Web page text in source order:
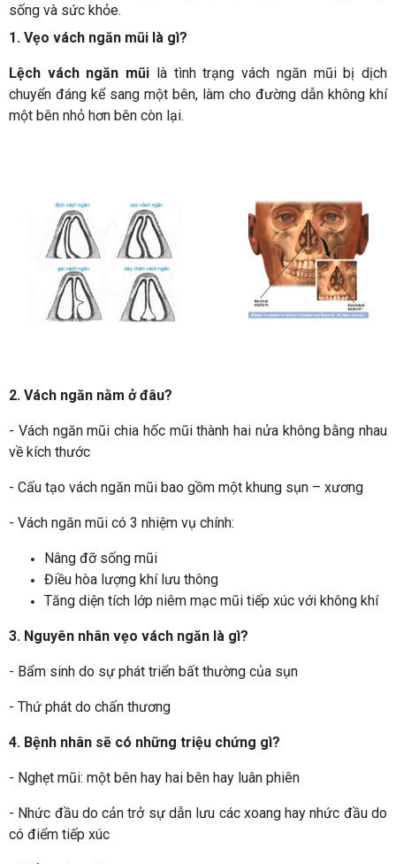
sống và sức khỏe.
1. Vẹo vách ngăn mũi là gì?
Lệch vách ngăn mũi là tình trạng vách ngăn mũi bị dịch
chuyển đáng kể sang một bên, làm cho đường dẫn không khí
một bên nhỏ hơn bên còn lại.
2. Vách ngăn nằm ở đâu?
- Vách ngăn mũi chia hốc mũi thành hai nửa không bằng nhau
về kích thước
- Cấu tạo vách ngăn mũi bao gồm một khung sụn – xương
- Vách ngăn mũi có 3 nhiệm vụ chính:
Nâng đỡ sống mũi
Điều hòa lượng khí lưu thông
Tăng diện tích lớp niêm mạc mũi tiếp xúc với không khí
3. Nguyên nhân vẹo vách ngăn là gì?
- Bẩm sinh do sự phát triển bất thường của sụn
- Thứ phát do chấn thương
4. Bệnh nhân sẽ có những triệu chứng gì?
- Nghẹt mũi: một bên hay hai bên hay luân phiên
- Nhức đầu do cản trở sự dẫn lưu các xoang hay nhức đầu do
có điểm tiếp xúc